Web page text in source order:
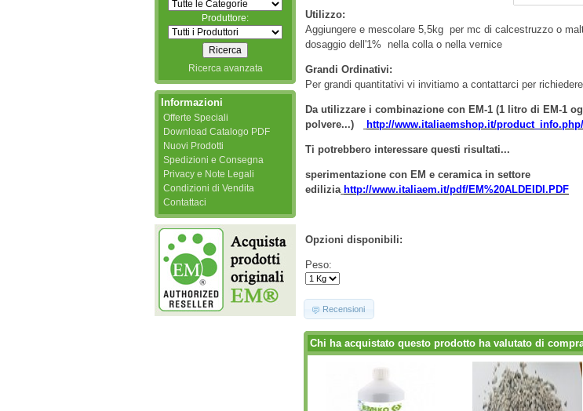
Utilizzo:
Aggiungere e mescolare 5,5kg per mc di calcestruzzo o
dosaggio dell'1% nella colla o nella vernice
Grandi Ordinativi:
Per grandi quantitativi vi invitiamo a contattarci per
Da utilizzare i combinazione con EM-1 (1 litro di EM-1
polvere...)
http://www.italiaemshop.it/
Ti potrebbero interessare questi risultati...
sperimentazione con EM e ceramica in settore
edilizia http://www.italiaem.it/pdf/EM%20ALDEIDI.PDF
Opzioni disponibili:
Peso:
Recensioni
Chi ha acquistato questo prodotto ha valutato di
Produttore:
Ricerca avanzata
Informazioni
Offerte Speciali
Download Catalogo PDF
Nuovi Prodotti
Spedizioni e Consegna
Privacy e Note Legali
Condizioni di Vendita
Contattaci